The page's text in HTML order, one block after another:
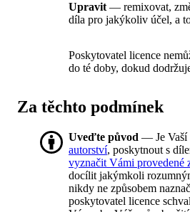
Upravit — remixovat,
díla pro jakýkoliv účel, a
Poskytovatel licence
do té doby, dokud
Za těchto podmínek
Uveďte původ — Je Vaší
autorství, poskytnout s
vyznačit Vámi provedené
docílit jakýmkoli
nikdy ne způsobem
poskytovatel licence